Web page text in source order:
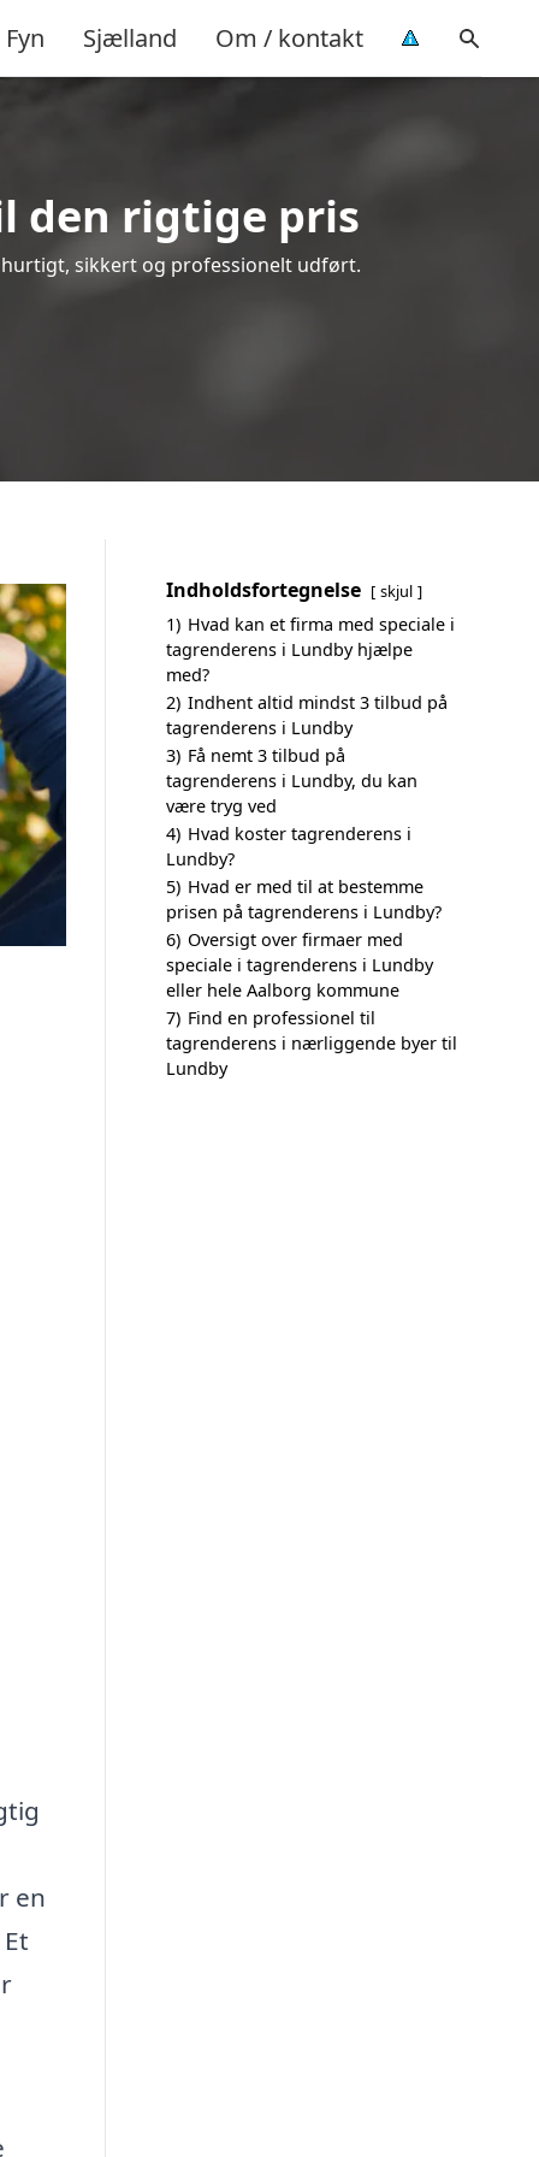
Fyn Sjælland Om / kontakt
den rigtige pris
sikkert og professionelt udført.
en
Indholdsfortegnelse skjul
1) Hvad kan et firma med speciale i
tagrenderens i Lundby hjælpe
med?
2) Indhent altid mindst 3 tilbud på
tagrenderens i Lundby
3) Få nemt 3 tilbud på
tagrenderens i Lundby, du kan
være tryg ved
4) Hvad koster tagrenderens i
Lundby?
5) Hvad er med til at bestemme
prisen på tagrenderens i Lundby?
6) Oversigt over firmaer med
speciale i tagrenderens i Lundby
eller hele Aalborg kommune
7) Find en professionel til
tagrenderens i nærliggende byer til
Lundby